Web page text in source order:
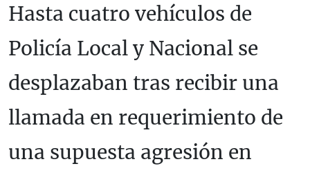
Hasta cuatro vehículos de
Policía Local y Nacional se
desplazaban tras recibir una
llamada en requerimiento de
una supuesta agresión en